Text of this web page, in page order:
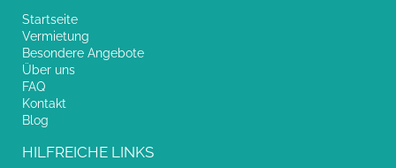
Startseite
Vermietung
Besondere Angebote
Über uns
FAQ
Kontakt
Blog
HILFREICHE LINKS